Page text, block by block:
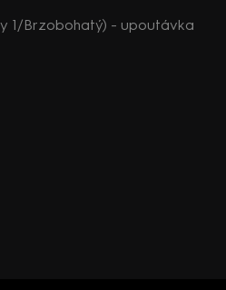
1/Brzobohatý) - upoutávka